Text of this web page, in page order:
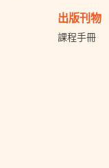
出版刊物
課程手冊